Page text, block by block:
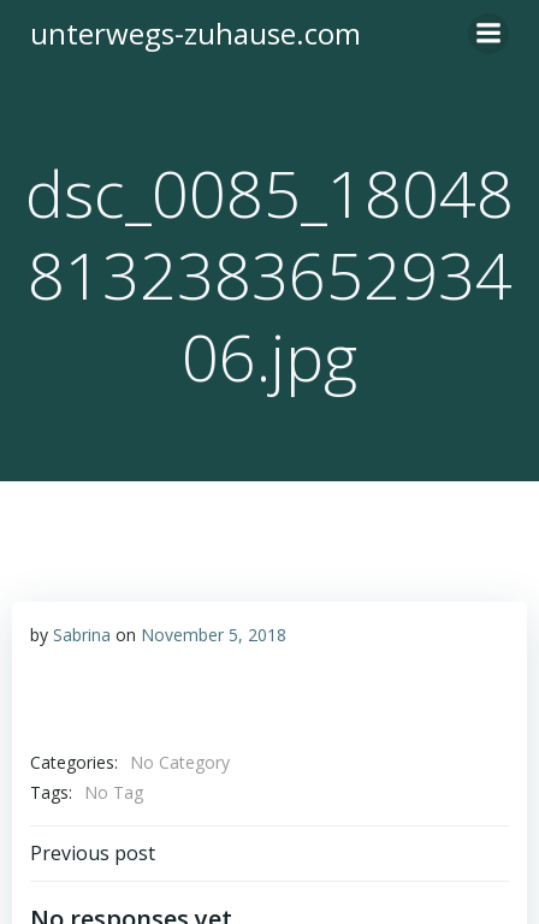
Inhalt
unterwegs-zuhause.com
dsc_0085_18048
8132383652934
06.jpg
by Sabrina on November 5, 2018
Categories:
No Category
Tags:
No Tag
Post
Previous post